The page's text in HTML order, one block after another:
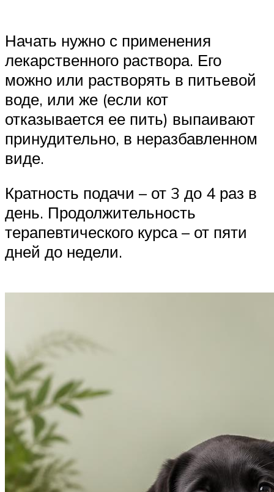
Начать нужно с применения
лекарственного раствора. Его
можно или растворять в питьевой
воде, или же (если кот
отказывается ее пить) выпаивают
принудительно, в неразбавленном
виде.
Кратность подачи – от 3 до 4 раз в
день. Продолжительность
терапевтического курса – от пяти
дней до недели.